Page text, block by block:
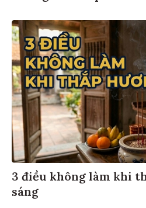
3 điều không làm khi
sáng